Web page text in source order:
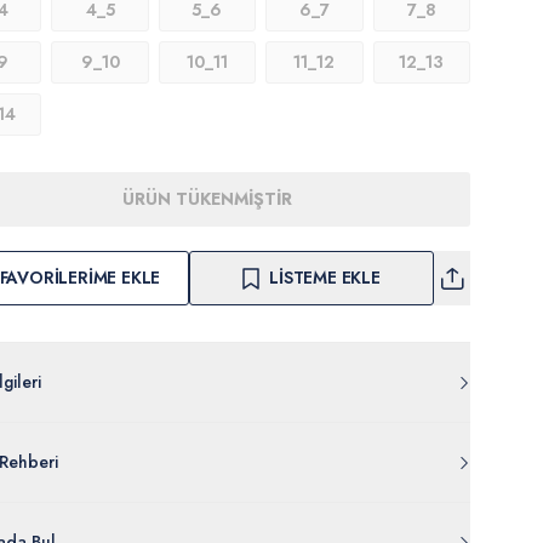
4_5 5_6 6_7 7_8
9_10 10_11 11_12 12_13
ÜRÜN TÜKENMİŞTİR
FAVORILERIME EKLE LISTEME EKLE